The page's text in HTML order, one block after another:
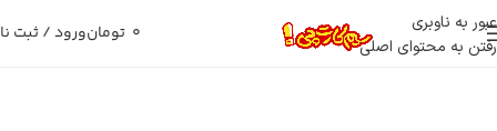
عبور به ناوبری
رفتن به محتوای اصلی
تومان 0 ورود / ثبت